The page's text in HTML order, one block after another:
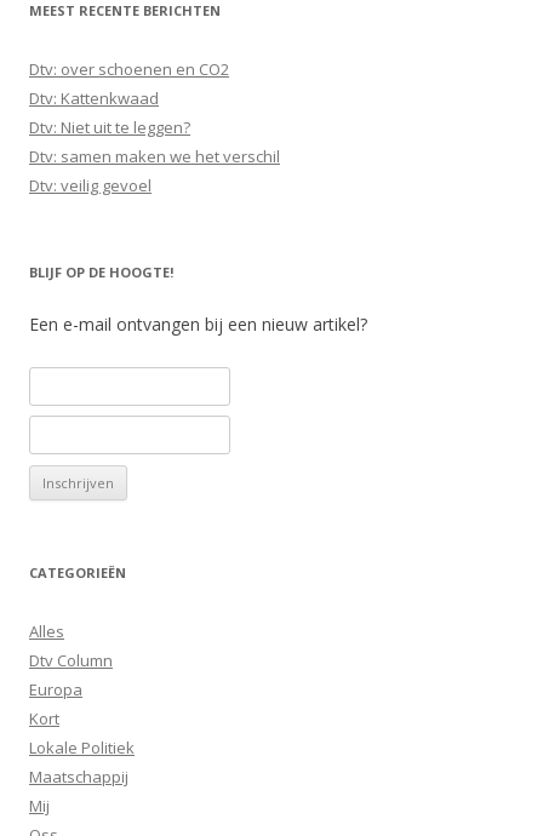
MEEST RECENTE BERICHTEN
Dtv: over schoenen en CO2
Dtv: Kattenkwaad
Dtv: Niet uit te leggen?
Dtv: samen maken we het verschil
Dtv: veilig gevoel
BLIJF OP DE HOOGTE!
Een e-mail ontvangen bij een nieuw artikel?
CATEGORIEËN
Alles
Dtv Column
Europa
Kort
Lokale Politiek
Maatschappij
Mij